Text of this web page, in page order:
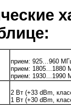
прием: 925…960
прием: 1805…1880
прием: 1930…1990
2 Вт (+33 dBm,
1 Вт (+30 dBm,